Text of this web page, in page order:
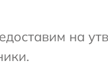
на